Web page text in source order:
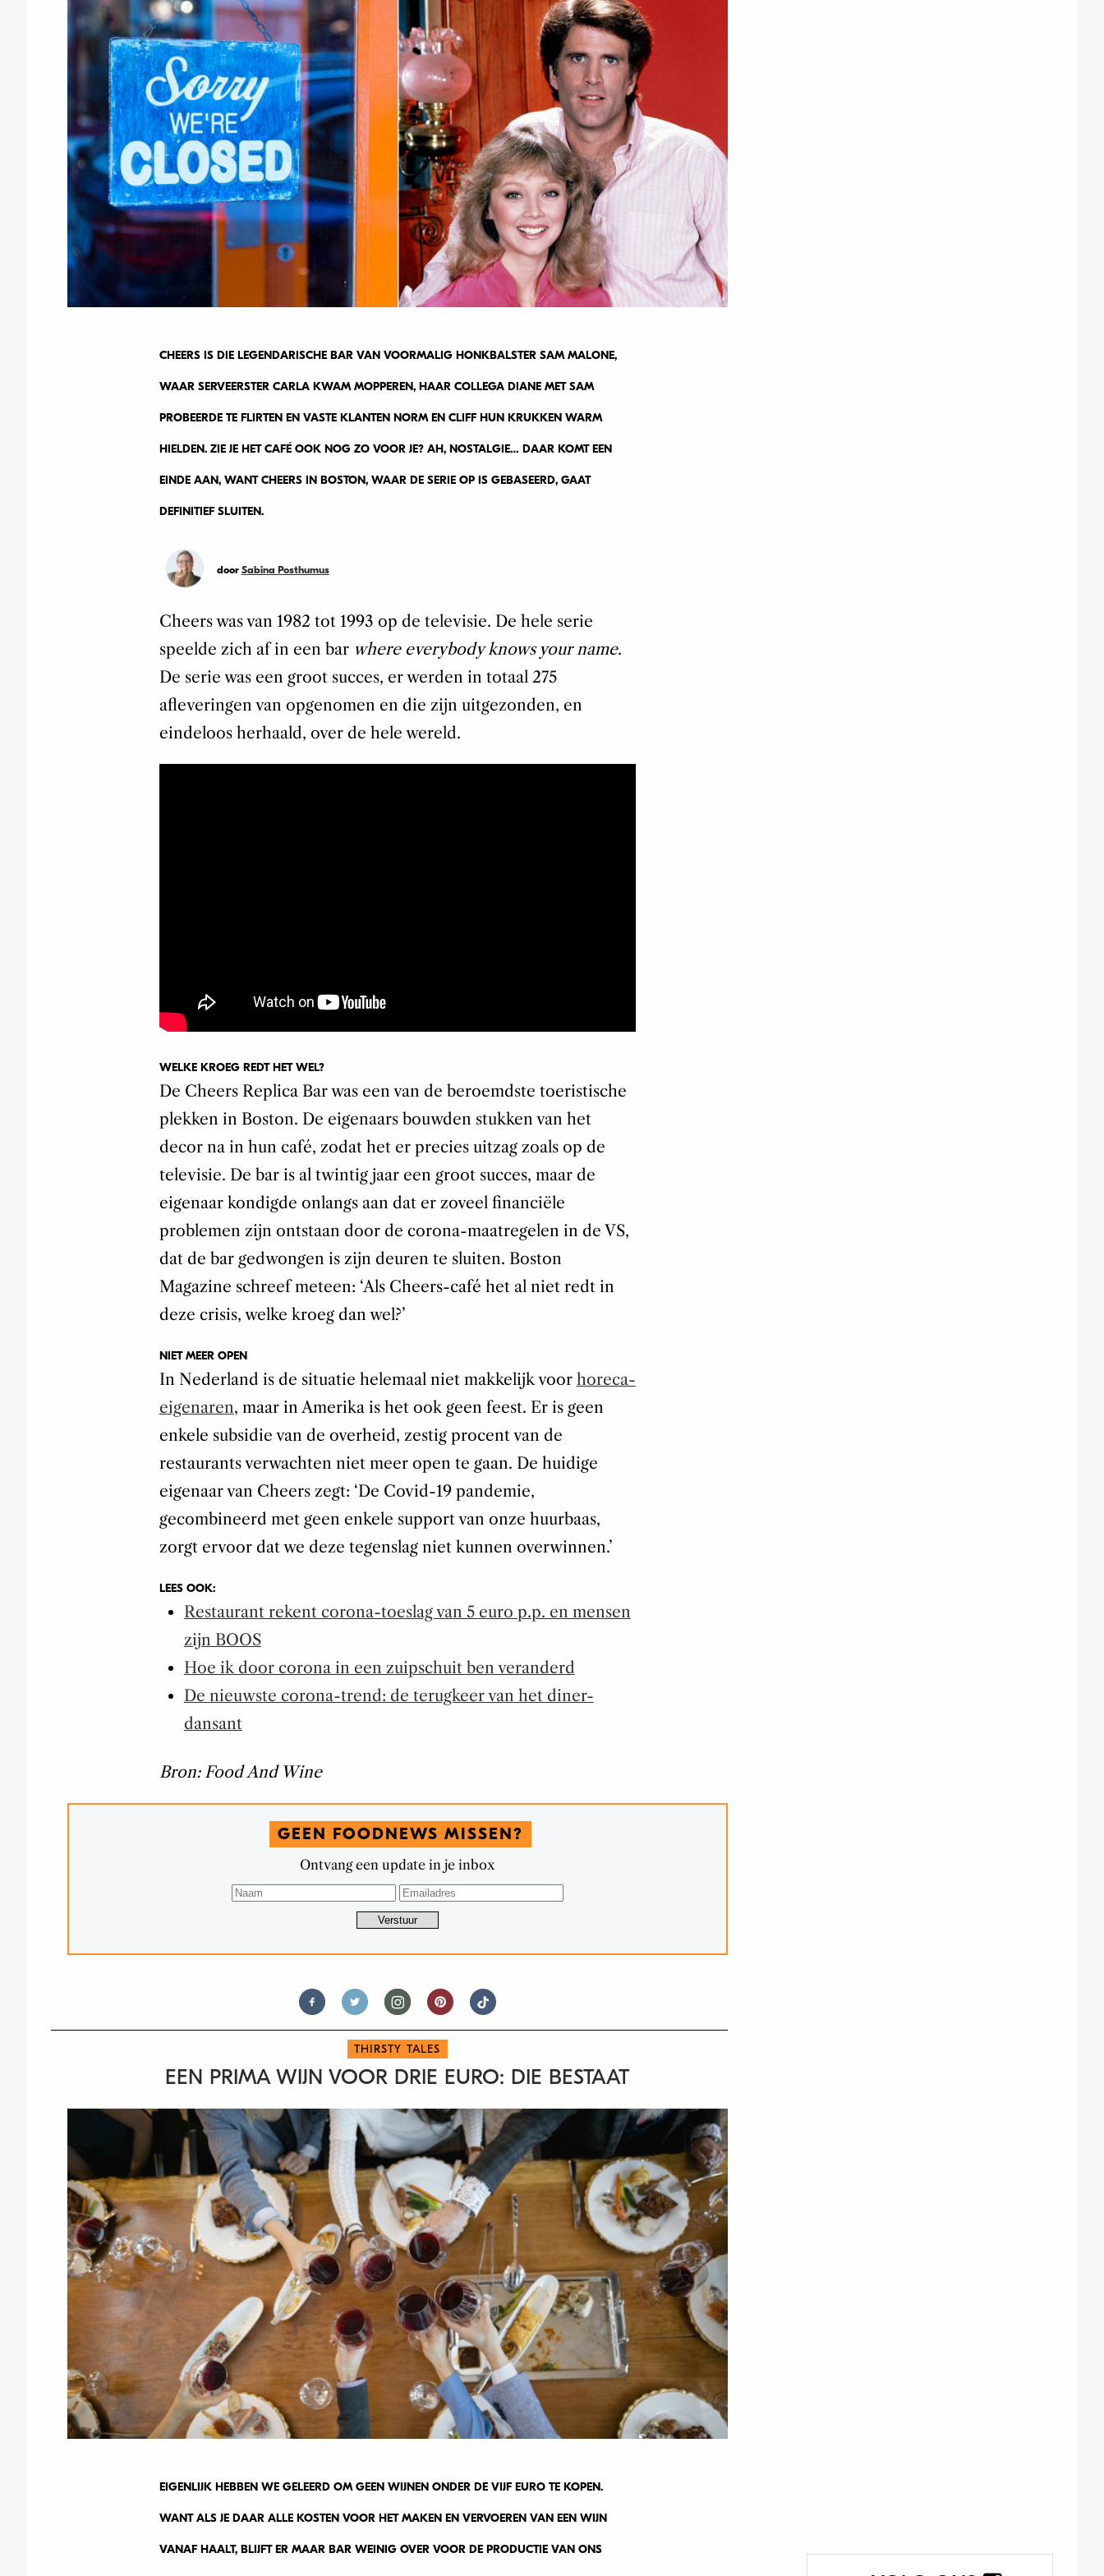
CHEERS IS DIE LEGENDARISCHE BAR VAN VOORMALIG HONKBALSTER SAM MALONE,
WAAR SERVEERSTER CARLA KWAM MOPPEREN, HAAR COLLEGA DIANE MET SAM
PROBEERDE TE FLIRTEN EN VASTE KLANTEN NORM EN CLIFF HUN KRUKKEN WARM
HIELDEN. ZIE JE HET CAFÉ OOK NOG ZO VOOR JE? AH, NOSTALGIE… DAAR KOMT EEN
EINDE AAN, WANT CHEERS IN BOSTON, WAAR DE SERIE OP IS GEBASEERD, GAAT
DEFINITIEF SLUITEN.
door Sabina Posthumus
Cheers was van 1982 tot 1993 op de televisie. De hele serie
speelde zich af in een bar where everybody knows your name.
De serie was een groot succes, er werden in totaal 275
afleveringen van opgenomen en die zijn uitgezonden, en
eindeloos herhaald, over de hele wereld.
WELKE KROEG REDT HET WEL?
De Cheers Replica Bar was een van de beroemdste toeristische
plekken in Boston. De eigenaars bouwden stukken van het
decor na in hun café, zodat het er precies uitzag zoals op de
televisie. De bar is al twintig jaar een groot succes, maar de
eigenaar kondigde onlangs aan dat er zoveel financiële
problemen zijn ontstaan door de corona-maatregelen in de VS,
dat de bar gedwongen is zijn deuren te sluiten. Boston
Magazine schreef meteen: ‘Als Cheers-café het al niet redt in
deze crisis, welke kroeg dan wel?’
NIET MEER OPEN
In Nederland is de situatie helemaal niet makkelijk voor horeca-
eigenaren, maar in Amerika is het ook geen feest. Er is geen
enkele subsidie van de overheid, zestig procent van de
restaurants verwachten niet meer open te gaan. De huidige
eigenaar van Cheers zegt: ‘De Covid-19 pandemie,
gecombineerd met geen enkele support van onze huurbaas,
zorgt ervoor dat we deze tegenslag niet kunnen overwinnen.’
LEES OOK:
Restaurant rekent corona-toeslag van 5 euro p.p. en mensen
zijn BOOS
Hoe ik door corona in een zuipschuit ben veranderd
De nieuwste corona-trend: de terugkeer van het diner-
dansant
Bron: Food And Wine
GEEN FOODNEWS MISSEN?
Ontvang een update in je inbox
THIRSTY TALES
EEN PRIMA WIJN VOOR DRIE EURO: DIE BESTAAT
EIGENLIJK HEBBEN WE GELEERD OM GEEN WIJNEN ONDER DE VIJF EURO TE KOPEN.
WANT ALS JE DAAR ALLE KOSTEN VOOR HET MAKEN EN VERVOEREN VAN EEN WIJN
VANAF HAALT, BLIJFT ER MAAR BAR WEINIG OVER VOOR DE PRODUCTIE VAN ONS